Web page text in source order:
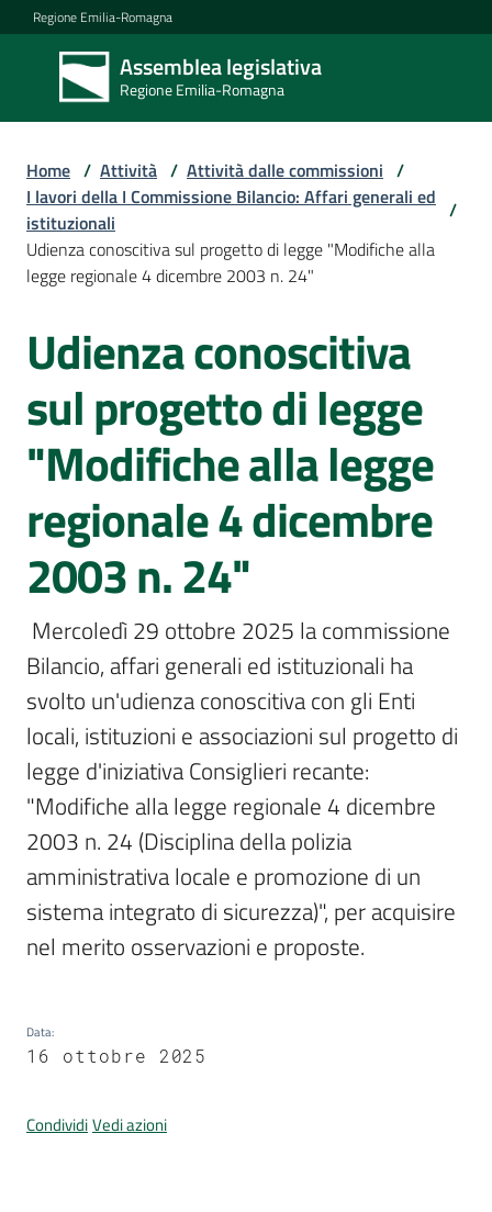
Vai al contenuto
Vai alla navigazione
Vai al footer
Regione Emilia-Romagna
Assemblea legislativa
Regione Emilia-Romagna
Assemblea
legislativa
Regione Emilia-
Assemblea
Argomenti
media
cittadini
Home / Attività / Attività dalle commissioni /
I lavori della I Commissione Bilancio: Affari generali ed
istituzionali
/
Udienza conoscitiva sul progetto di legge "Modifiche alla
legge regionale 4 dicembre 2003 n. 24"
Salta al contenuto
Udienza conoscitiva
sul progetto di legge
"Modifiche alla legge
regionale 4 dicembre
2003 n. 24"
Bilancio, affari generali ed istituzionali ha
svolto un'udienza conoscitiva con gli Enti
locali, istituzioni e associazioni sul progetto di
legge d'iniziativa Consiglieri recante:
"Modifiche alla legge regionale 4 dicembre
2003 n. 24 (Disciplina della polizia
amministrativa locale e promozione di un
sistema integrato di sicurezza)", per acquisire
nel merito osservazioni e proposte.
Data:
16 ottobre 2025
CondividiVedi azioni